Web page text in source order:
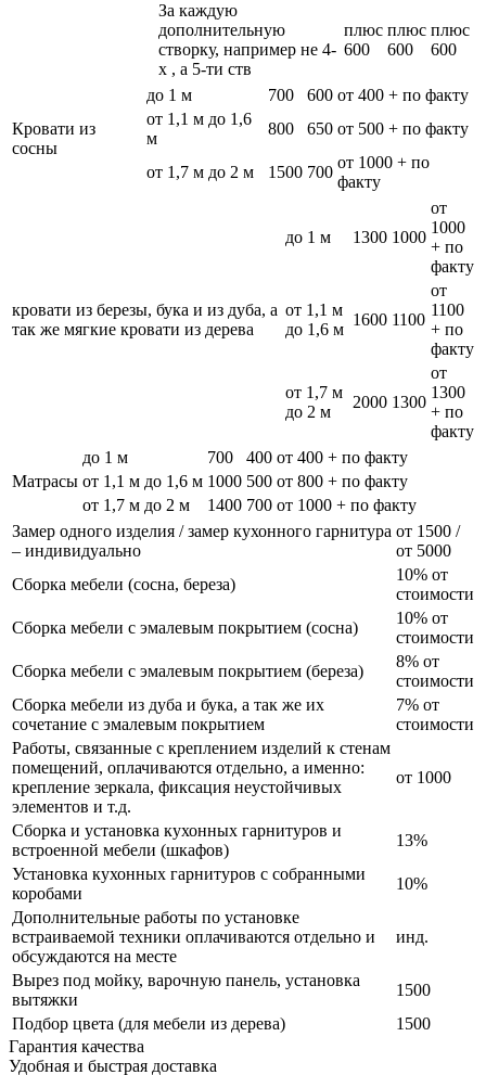
За каждую
дополнительную
створку, например не 4-
х , а 5-ти ств
плюс
600
плюс
600
плюс
600
Кровати из
сосны
до 1 м 700 600 от 400 + по факту
от 1,1 м до 1,6
м
800 650 от 500 + по факту
от 1,7 м до 2 м 1500 700
от 1000 + по
факту
кровати из березы, бука и из дуба, а
так же мягкие кровати из дерева
до 1 м 1300 1000
от
1000
+ по
факту
от 1,1 м
до 1,6 м
1600 1100
от
1100
+ по
факту
от 1,7 м
до 2 м
2000 1300
от
1300
+ по
факту
Матрасы
до 1 м 700 400 от 400 + по факту
от 1,1 м до 1,6 м 1000 500 от 800 + по факту
от 1,7 м до 2 м
1400 700 от 1000 + по факту
Замер одного изделия / замер кухонного гарнитура
– индивидуально
от 1500 /
от 5000
Сборка мебели (сосна, береза)
10% от
стоимости
Сборка мебели с эмалевым покрытием (сосна)
10% от
стоимости
Сборка мебели с эмалевым покрытием (береза)
8% от
стоимости
Сборка мебели из дуба и бука, а так же их
сочетание с эмалевым покрытием
7% от
стоимости
Работы, связанные с креплением изделий к стенам
помещений, оплачиваются отдельно, а именно:
крепление зеркала, фиксация неустойчивых
элементов и т.д.
от 1000
Сборка и установка кухонных гарнитуров и
встроенной мебели (шкафов)
13%
Установка кухонных гарнитуров с собранными
коробами
10%
Дополнительные работы по установке
встраиваемой техники оплачиваются отдельно и
обсуждаются на месте
инд.
Вырез под мойку, варочную панель, установка
вытяжки
1500
Подбор цвета (для мебели из дерева)
1500
Гарантия качества
Удобная и быстрая доставка